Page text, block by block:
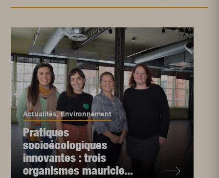
Actualités,Environnement
Pratiques
socioécologiques
innovantes : trois
organismes mauricie...